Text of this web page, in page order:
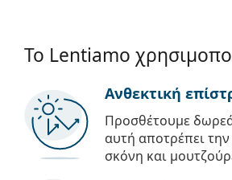
Το Lentiamo
Ανθεκτική
Προσθέτουμε
αυτή αποτρέπει
σκόνη και